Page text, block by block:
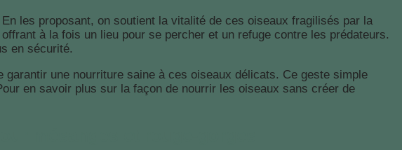
les proposant, on soutient la vitalité de ces oiseaux fragilisés par la
à la fois un lieu pour se percher et un refuge contre les prédateurs.
en sécurité.
une nourriture saine à ces oiseaux délicats. Ce geste simple
en savoir plus sur la façon de nourrir les oiseaux sans créer de